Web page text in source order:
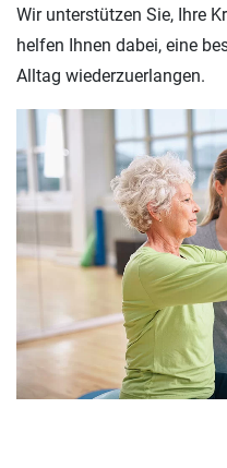
Wir unterstützen Sie, Ihre
helfen Ihnen dabei, eine
Alltag wiederzuerlangen.